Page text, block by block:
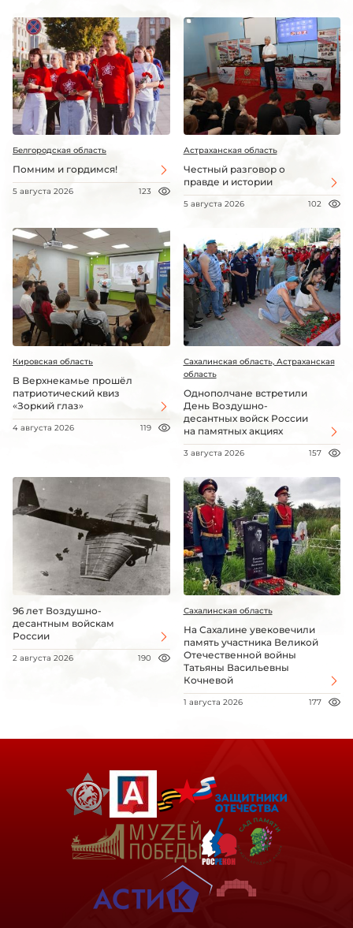
Белгородская область
Помним и гордимся!
5 августа 2026 123
Астраханская область
Честный разговор о
правде и истории
5 августа 2026 102
Кировская область
В Верхнекамье прошёл
патриотический квиз
«Зоркий глаз»
4 августа 2026 119
Сахалинская область, Астраханская
область
Однополчане встретили
День Воздушно-
десантных войск России
на памятных акциях
3 августа 2026 157
96 лет Воздушно-
десантным войскам
России
2 августа 2026 190
Сахалинская область
На Сахалине увековечили
память участника Великой
Отечественной войны
Татьяны Васильевны
Кочневой
1 августа 2026 177